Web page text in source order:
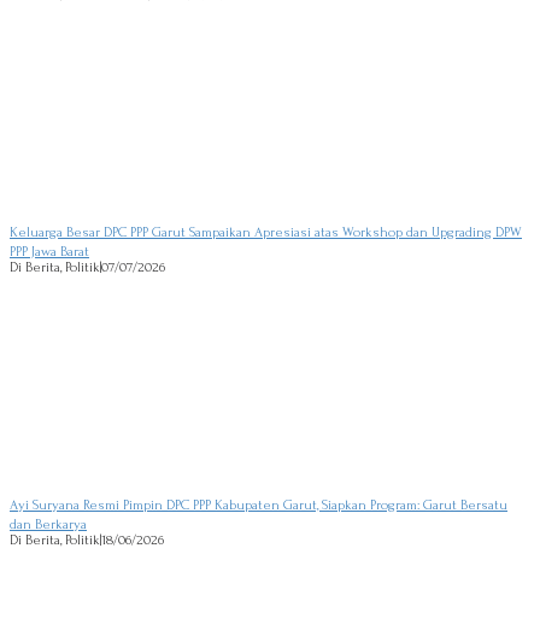
Keluarga Besar DPC PPP Garut Sampaikan Apresiasi atas Workshop dan Upgrading DPW
PPP Jawa Barat
Di Berita, Politik07/07/2026
Ayi Suryana Resmi Pimpin DPC PPP Kabupaten Garut, Siapkan Program: Garut Bersatu
dan Berkarya
Di Berita, Politik18/06/2026